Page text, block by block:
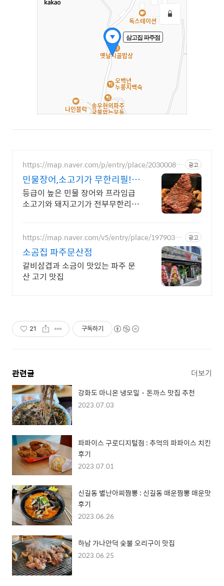
https://map.naver.com/p/entry/place/20300081
77
광고
민물장어,소고기가 무한리필!
최고급 장어만 사용합니다!
등급이 높은 민물 장어와 프라임급
소고기와 돼지고기가 전부무한리필
https://map.naver.com/v5/entry/place/19790317 광고
소곰집 파주문산점
갈비삼겹과 소금이 맛있는 파주 문
산 고기 맛집
21 구독하기
관련글 더보기
강화도 마니온 냉모밀・돈까스 맛집 추천
2023.07.03
파파이스 구로디지털점 : 추억의 파파이스 치킨
후기
2023.07.01
신길동 별난아찌짬뽕 : 신길동 매운짬뽕 매운맛
후기
2023.06.26
하남 가나안덕 숯불 오리구이 맛집
2023.06.25